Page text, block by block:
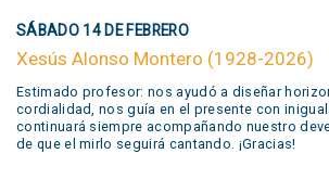
SÁBADO 14 DE FEBRERO
Xesús Alonso Montero (1928-2026)
Estimado profesor: nos ayudó a diseñar
cordialidad, nos guía en el presente con
continuará siempre acompañando nuestro
de que el mirlo seguirá cantando. ¡Gracias!